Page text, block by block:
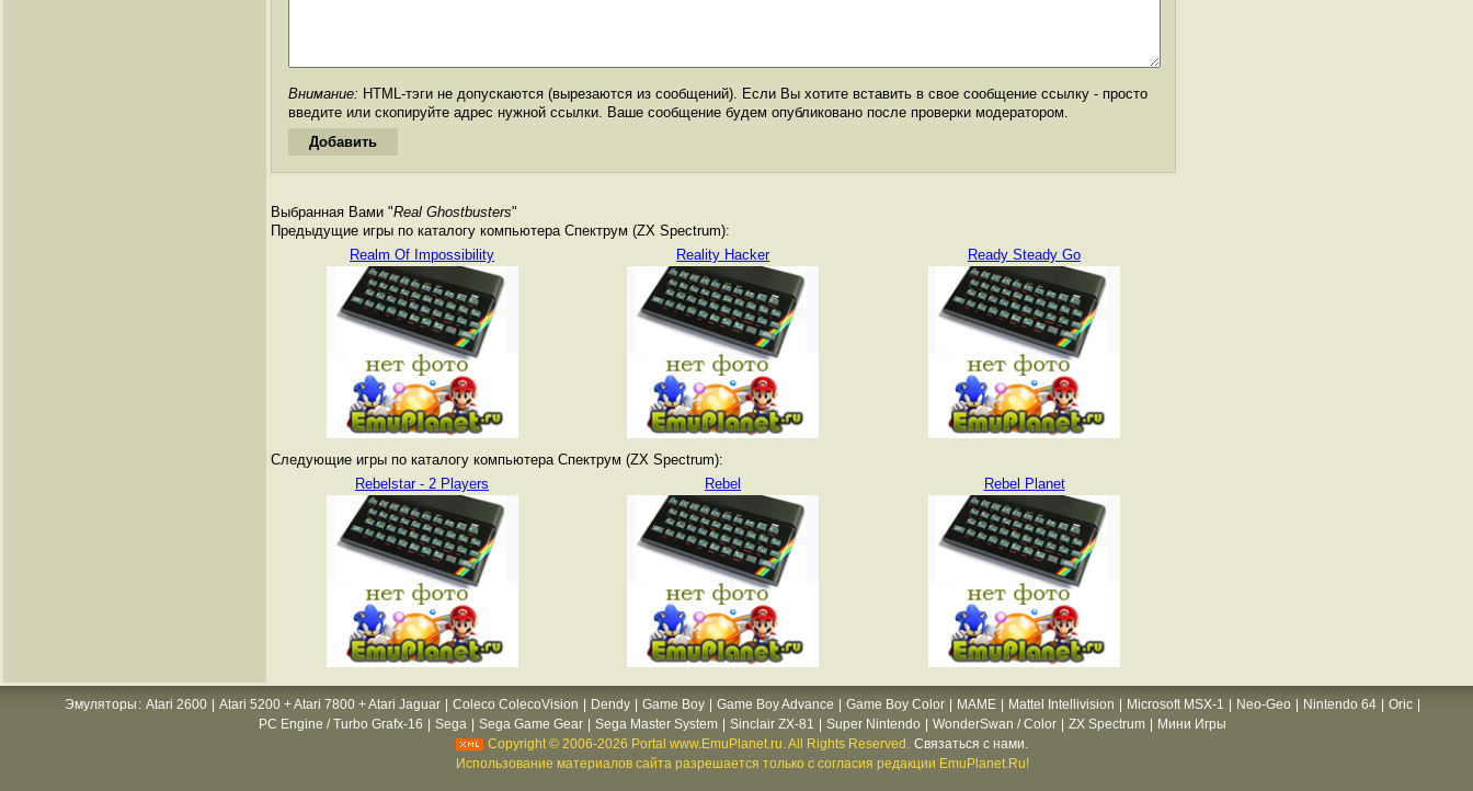
Внимание: HTML-тэги не допускаются (вырезаются из сообщений). Если Вы хотите вставить в свое сообщение ссылку - просто
введите или скопируйте адрес нужной ссылки. Ваше сообщение будем опубликовано после проверки модератором.
Выбранная Вами "Real Ghostbusters"
Предыдущие игры по каталогу компьютера Спектрум (ZX Spectrum):
Realm Of Impossibility
Reality Hacker Ready Steady Go
Следующие игры по каталогу компьютера Спектрум (ZX Spectrum):
Rebelstar - 2 Players
Rebel Rebel Planet
Эмуляторы : Atari 2600 Atari 5200 + Atari 7800 + Atari Jaguar Coleco ColecoVision Dendy Game Boy Game Boy Advance Game Boy Color MAME Mattel Intellivision Microsoft MSX-1 Neo-Geo Nintendo 64 Oric
PC Engine / Turbo Grafx-16
Sega Sega Game Gear Sega Master System Sinclair ZX-81 Super Nintendo WonderSwan / Color ZX Spectrum
Мини Игры
Copyright © 2006-2026 Portal www.EmuPlanet.ru. All Rights Reserved. Связаться с нами.
Использование материалов сайта разрешается только с согласия редакции EmuPlanet.Ru!